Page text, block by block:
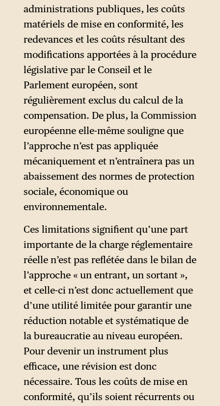
administrations publiques, les coûts
matériels de mise en conformité, les
redevances et les coûts résultant des
modifications apportées à la procédure
législative par le Conseil et le
Parlement européen, sont
régulièrement exclus du calcul de la
compensation. De plus, la Commission
européenne elle-même souligne que
l’approche n’est pas appliquée
mécaniquement et n’entraînera pas un
abaissement des normes de protection
sociale, économique ou
environnementale.
Ces limitations signifient qu’une part
importante de la charge réglementaire
réelle n’est pas reflétée dans le bilan de
l’approche « un entrant, un sortant »,
et celle-ci n’est donc actuellement que
d’une utilité limitée pour garantir une
réduction notable et systématique de
la bureaucratie au niveau européen.
Pour devenir un instrument plus
efficace, une révision est donc
nécessaire. Tous les coûts de mise en
conformité, qu’ils soient récurrents ou